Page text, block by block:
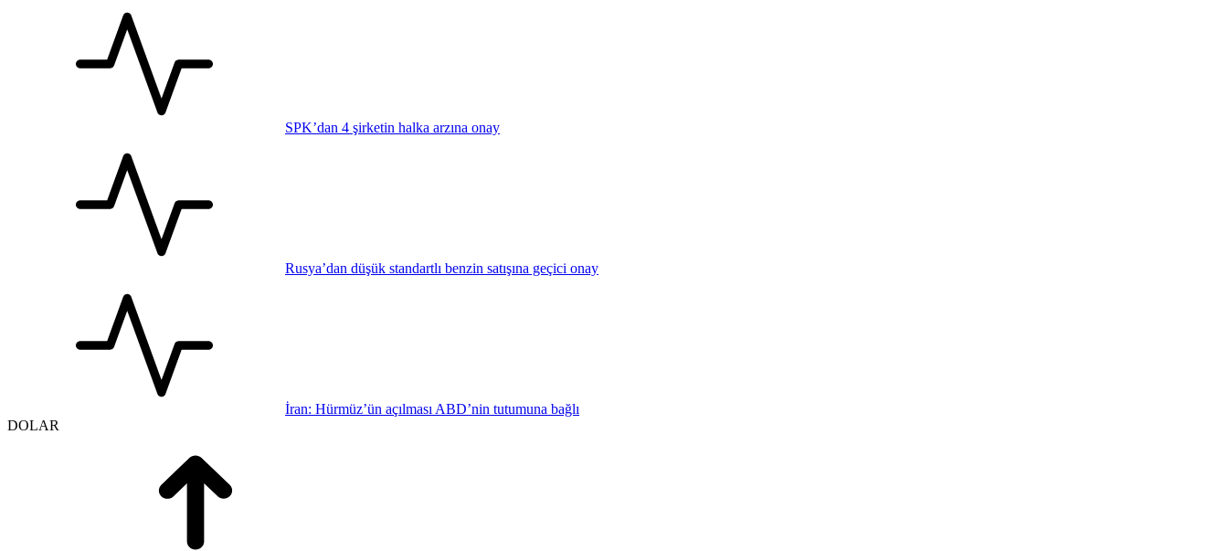
SPK’dan 4 şirketin halka arzına onay
Rusya’dan düşük standartlı benzin satışına geçici onay
İran: Hürmüz’ün açılması ABD’nin tutumuna bağlı
DOLAR